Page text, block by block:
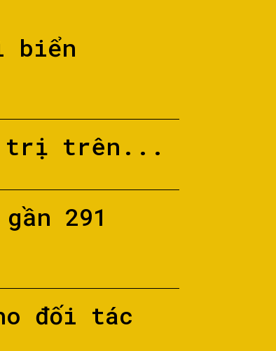
biển
trị trên...
291
đối tác